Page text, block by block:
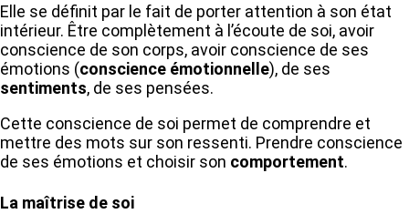
Elle se définit par le fait de porter attention à son état
intérieur. Être complètement à l’écoute de soi, avoir
conscience de son corps, avoir conscience de ses
émotions (conscience émotionnelle), de ses
sentiments, de ses pensées.
Cette conscience de soi permet de comprendre et
mettre des mots sur son ressenti. Prendre conscience
de ses émotions et choisir son comportement.
La maîtrise de soi